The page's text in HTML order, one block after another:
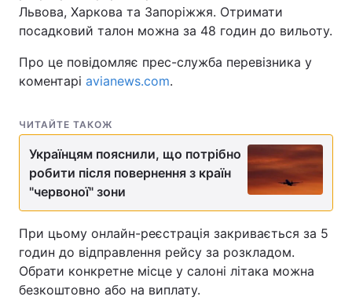
Львова, Харкова та Запоріжжя. Отримати
посадковий талон можна за 48 годин до вильоту.
Про це повідомляє прес-служба перевізника у
коментарі avianews.com.
ЧИТАЙТЕ ТАКОЖ
Українцям пояснили, що потрібно
робити після повернення з країн
"червоної" зони
При цьому онлайн-реєстрація закривається за 5
годин до відправлення рейсу за розкладом.
Обрати конкретне місце у салоні літака можна
безкоштовно або на виплату.